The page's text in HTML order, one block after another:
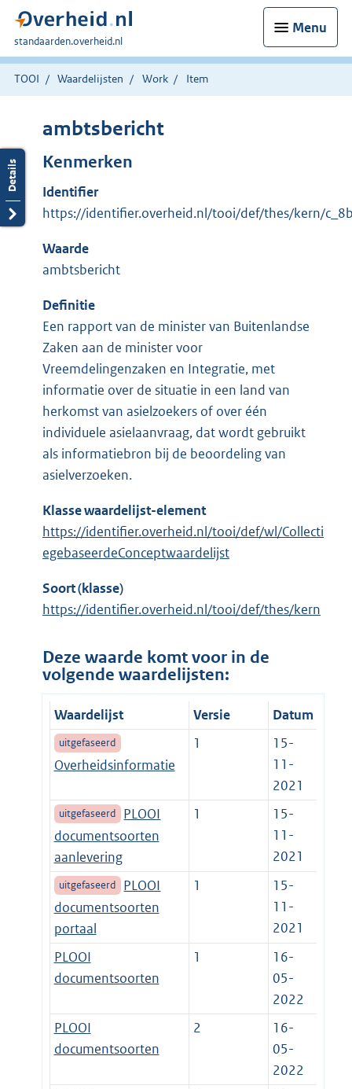
Menu
U
bent
hier:
standaarden.overheid.nl
TOOI Waardelijsten Work Item
ambtsbericht
Kenmerken
Identifier
https://identifier.overheid.nl/tooi/def/thes/kern/
Waarde
ambtsbericht
Definitie
Een rapport van de minister van Buitenlandse
Zaken aan de minister voor
Vreemdelingenzaken en Integratie, met
informatie over de situatie in een land van
herkomst van asielzoekers of over één
individuele asielaanvraag, dat wordt gebruikt
als informatiebron bij de beoordeling van
asielverzoeken.
Klasse waardelijst-element
https://identifier.overheid.nl/tooi/def/wl/Collecti
egebaseerdeConceptwaardelijst
Soort (klasse)
https://identifier.overheid.nl/tooi/def/thes/kern
Deze waarde komt voor in de
volgende waardelijsten:
Waardelijst Versie Datum
uitgefaseerd
Overheidsinformatie
1
15-
11-
2021
uitgefaseerd
PLOOI
documentsoorten
aanlevering
1
15-
11-
2021
uitgefaseerd
PLOOI
documentsoorten
portaal
1
15-
11-
2021
PLOOI
documentsoorten
1
16-
05-
2022
PLOOI
documentsoorten
2
16-
05-
2022